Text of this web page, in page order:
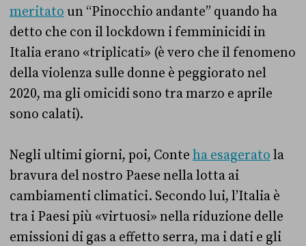
meritato un “Pinocchio andante” quando ha
detto che con il lockdown i femminicidi in
Italia erano «triplicati» (è vero che il fenomeno
della violenza sulle donne è peggiorato nel
2020, ma gli omicidi sono tra marzo e aprile
sono calati).
Negli ultimi giorni, poi, Conte ha esagerato la
bravura del nostro Paese nella lotta ai
cambiamenti climatici. Secondo lui, l’Italia è
tra i Paesi più «virtuosi» nella riduzione delle
emissioni di gas a effetto serra, ma i dati e gli